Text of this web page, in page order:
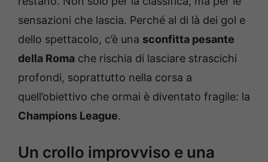
sensazioni che lascia. Perché al di là dei gol e
dello spettacolo, c’è una sconfitta pesante
della Roma che rischia di lasciare strascichi
profondi, soprattutto nella corsa a
quell’obiettivo che ormai è diventato fragile: la
Champions League.
Un crollo improvviso e una